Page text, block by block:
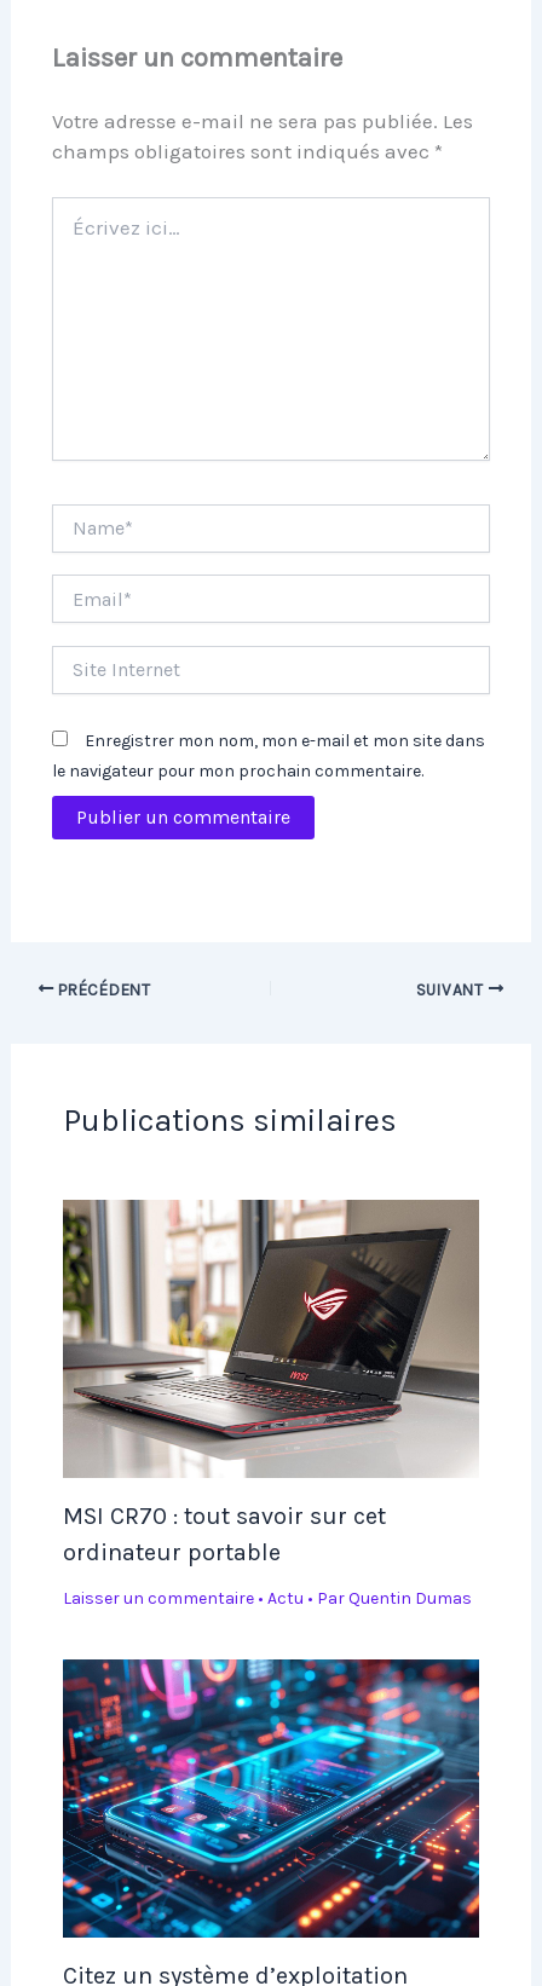
Laisser un commentaire
Votre adresse e-mail ne sera pas publiée. Les
champs obligatoires sont indiqués avec *
ici…
Internet
Enregistrer mon nom, mon e-mail et mon site dans
le navigateur pour mon prochain commentaire.
PRÉCÉDENT SUIVANT
Publications similaires
MSI CR70 : tout savoir sur cet
ordinateur portable
Laisser un commentaire • Actu • ParQuentin Dumas
Citez un système d’exploitation